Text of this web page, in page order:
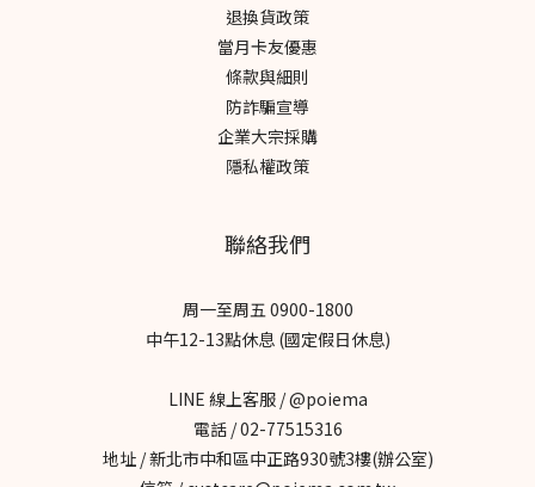
退換貨政策
當月卡友優惠
條款與細則
防詐騙宣導
企業大宗採購
隱私權政策
聯絡我們
周一至周五 0900-1800
中午12-13點休息 (國定假日休息)
LINE 線上客服 / @poiema
電話 / 02-77515316
地址 / 新北市中和區中正路930號3樓(辦公室)